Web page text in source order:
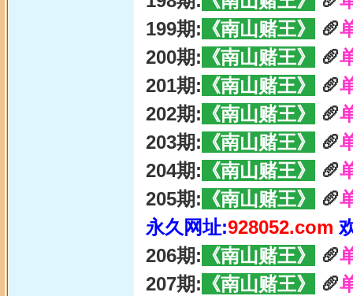
199期: 《南山赌王》 🥖
200期: 《南山赌王》 🥖
201期: 《南山赌王》 🥖
202期: 《南山赌王》 🥖
203期: 《南山赌王》 🥖
204期: 《南山赌王》 🥖
205期: 《南山赌王》 🥖
永久网址:928052.com
206期: 《南山赌王》 🥖
207期: 《南山赌王》 🥖